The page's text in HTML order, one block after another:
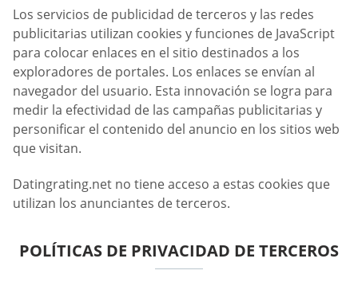
Los servicios de publicidad de terceros y las redes
publicitarias utilizan cookies y funciones de JavaScript
para colocar enlaces en el sitio destinados a los
exploradores de portales. Los enlaces se envían al
navegador del usuario. Esta innovación se logra para
medir la efectividad de las campañas publicitarias y
personificar el contenido del anuncio en los sitios web
que visitan.
Datingrating.net no tiene acceso a estas cookies que
utilizan los anunciantes de terceros.
POLÍTICAS DE PRIVACIDAD DE TERCEROS